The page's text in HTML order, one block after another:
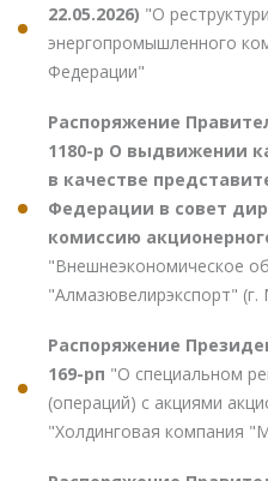
22.05.2026) "О
энергопромышленного
Федерации"
Распоряжение
1180-р О выдвижении
в качестве
Федерации в совет
комиссию
"Внешнеэкономическое
"Алмазювелирэкспорт" (г.
Распоряжение
169-рп "О специальном
(операций) с акциями
"Холдинговая компания